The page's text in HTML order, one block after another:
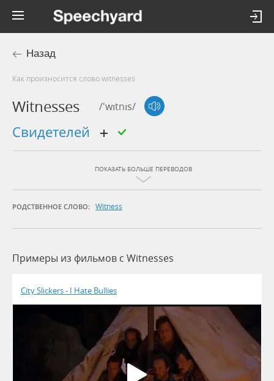
Назад
Как произносится слово witnesses
Witnesses /'wɪtnɪs/
свидетелей
ПОКАЗАТЬ БОЛЬШЕ ПЕРЕВОДОВ
РОДСТВЕННОЕ СЛОВО: Witness
Примеры из фильмов c Witnesses
City Slickers - I Hate Bullies